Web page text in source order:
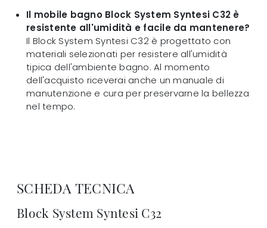
Il mobile bagno Block System Syntesi C32 è
resistente all'umidità e facile da mantenere?
Il Block System Syntesi C32 è progettato con
materiali selezionati per resistere all'umidità
tipica dell'ambiente bagno. Al momento
dell'acquisto riceverai anche un manuale di
manutenzione e cura per preservarne la bellezza
nel tempo.
SCHEDA TECNICA
Block System Syntesi C32